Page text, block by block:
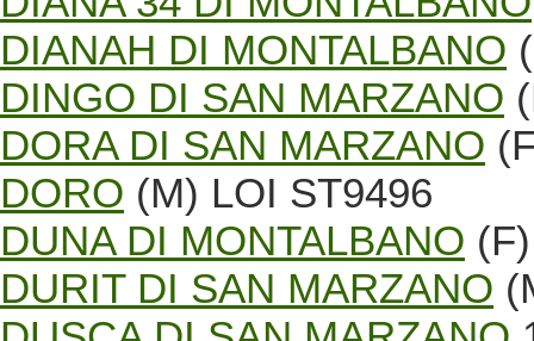
DIANAH DI MONTALBANO
DINGO DI SAN MARZANO
DORA DI SAN MARZANO
DORO (M) LOI ST9496
DUNA DI MONTALBANO
DURIT DI SAN MARZANO